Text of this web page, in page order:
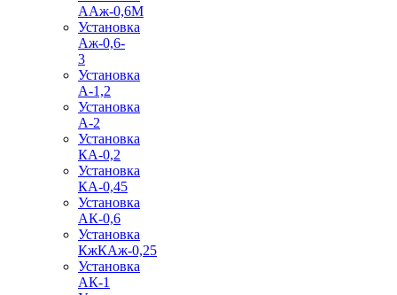
ААж-0,6М
Установка
Аж-0,6-
3
Установка
А-1,2
Установка
А-2
Установка
КА-0,2
Установка
КА-0,45
Установка
АК-0,6
Установка
КжКАж-0,25
Установка
АК-1